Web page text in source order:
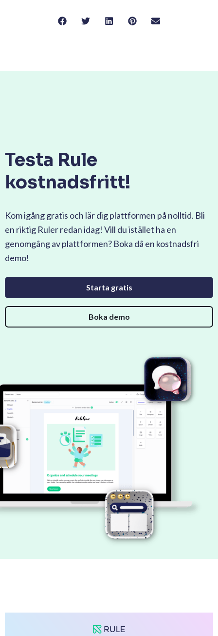
Testa Rule
kostnadsfritt!
Kom igång gratis och lär dig plattformen på nolltid. Bli
en riktig Ruler redan idag! Vill du istället ha en
genomgång av plattformen? Boka då en kostnadsfri
demo!
Starta gratis
Boka demo